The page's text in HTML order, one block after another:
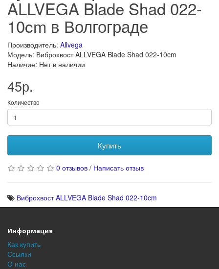
ALLVEGA Blade Shad 022-
10cm в Волгограде
Производитель: Allvega
Модель: Виброхвост ALLVEGA Blade Shad 022-10cm
Наличие: Нет в наличии
45р.
Количество
Купить
0 отзывов / Написать отзыв
Виброхвост ALLVEGA Blade Shad 022-10cm
Информация
Как купить
Ссылки
О нас